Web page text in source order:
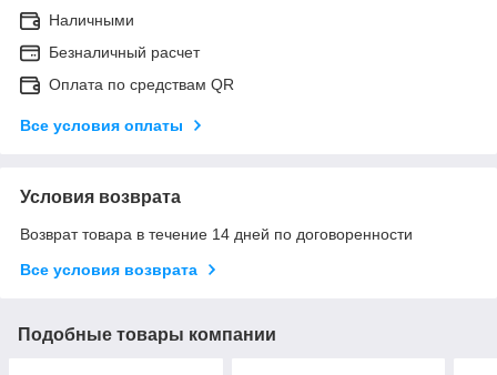
Наличными
Безналичный расчет
Оплата по средствам QR
Все условия оплаты
Условия возврата
Возврат товара в течение 14 дней по договоренности
Все условия возврата
Подобные товары компании